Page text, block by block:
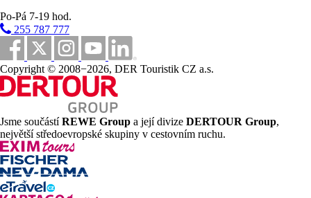
Po-Pá 7-19 hod.
255 787 777
Copyright © 2008−2026, DER Touristik CZ a.s.
Jsme součástíREWE Group a její divize DERTOUR Group,
největší středoevropské skupiny v cestovním ruchu.